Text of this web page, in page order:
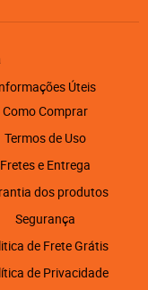
Úteis
Como Comprar
Termos de Uso
Fretes e Entrega
dos produtos
Segurança
de Frete Grátis
de Privacidade